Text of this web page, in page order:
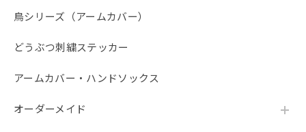
鳥シリーズ（アームカバー）
どうぶつ刺繍ステッカー
アームカバー・ハンドソックス
オーダーメイド
日焼け対策に使用しています。 サラッとしていて使い心地
おり 発売されるのを楽しみにしています。
レちゃんと同じ柄をお選びいただき、サラッと
した使い心地も気に入っていただけて大変嬉し